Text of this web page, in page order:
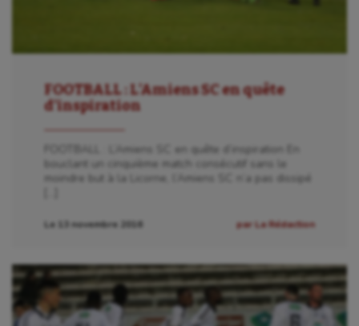
FOOTBALL : L’Amiens SC en quête
d’inspiration
FOOTBALL : L’Amiens SC en quête d’inspiration En
bouclant un cinquième match consécutif sans le
moindre but à la Licorne, l’Amiens SC n’a pas dissipé
Le 13 novembre 2016 par La Rédaction